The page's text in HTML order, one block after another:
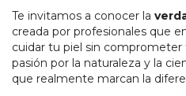
Te invitamos a conocer la
creada por profesionales que
cuidar tu piel sin comprometer
pasión por la naturaleza y la
que realmente marcan la